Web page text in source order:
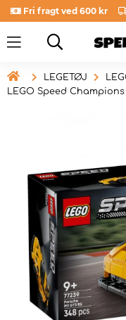
Fri fragt ved 600 kr
 LEGETØJ
LEGO Speed Champions